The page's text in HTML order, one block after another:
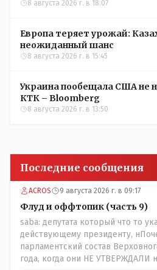
УЕФА
8 августа 2026 г. в 18:07
Европа теряет урожай:
неожиданный шанс
8 августа 2026 г. в 15:45
Украина пообещала США не
КТК – Bloomberg
8 августа 2026 г. в 13:50
Последние сообщения
ACROS 9 августа 2026 г. в 09:17
Флуд и оффтопик (часть 9)
saba: депутата который что то
действующему президенту,
парламентский состав
года, когда они НЕ УТВЕРЖДАЛИ